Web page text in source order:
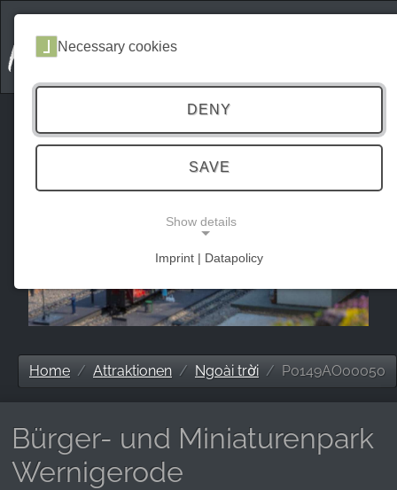
Home Attraktionen Ngoài trời P0149AO00050
Bürger- und Miniaturenpark
Wernigerode
Necessary cookies
DENY
SAVE
Show details
Imprint | Datapolicy